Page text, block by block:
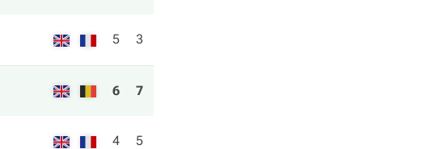
5 3
6 7
4 5